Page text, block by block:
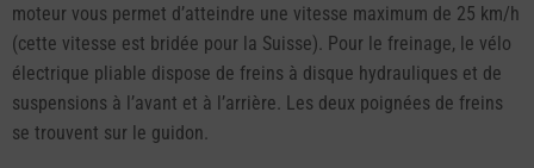
moteur vous permet d’atteindre une vitesse maximum de 25 km/h
(cette vitesse est bridée pour la Suisse). Pour le freinage, le vélo
électrique pliable dispose de freins à disque hydrauliques et de
suspensions à l’avant et à l’arrière. Les deux poignées de freins
se trouvent sur le guidon.